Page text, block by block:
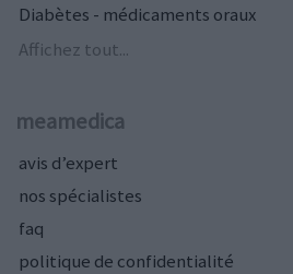
Diabètes - médicaments oraux
Affichez tout...
meamedica
avis d’expert
nos spécialistes
faq
politique de confidentialité